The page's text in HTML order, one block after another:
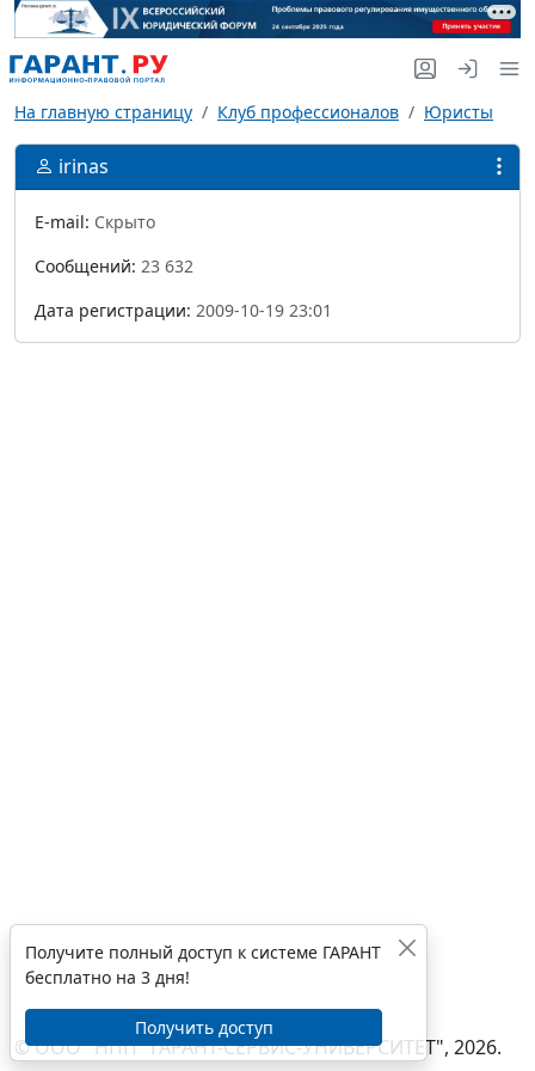
На главную страницу Клуб профессионалов Юристы
irinas
E-mail: Скрыто
Сообщений: 23 632
Дата регистрации: 2009-10-19 23:01
© ООО "НПП "ГАРАНТ-СЕРВИС-УНИВЕРСИТЕТ", 2026.
Получите полный доступ к системе ГАРАНТ
бесплатно на 3 дня!
Получить доступ